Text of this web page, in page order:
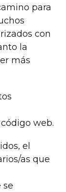
para
con
la
más
web.
el
as que
se